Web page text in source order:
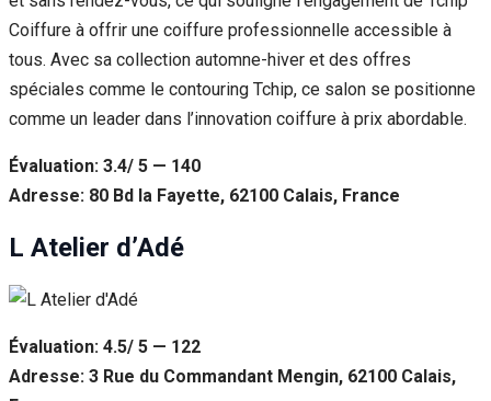
Coiffure à offrir une coiffure professionnelle accessible à
tous. Avec sa collection automne-hiver et des offres
spéciales comme le contouring Tchip, ce salon se positionne
comme un leader dans l’innovation coiffure à prix abordable.
Évaluation: 3.4/ 5 — 140
Adresse: 80 Bd la Fayette, 62100 Calais, France
L Atelier d’Adé
Évaluation: 4.5/ 5 — 122
Adresse: 3 Rue du Commandant Mengin, 62100 Calais,